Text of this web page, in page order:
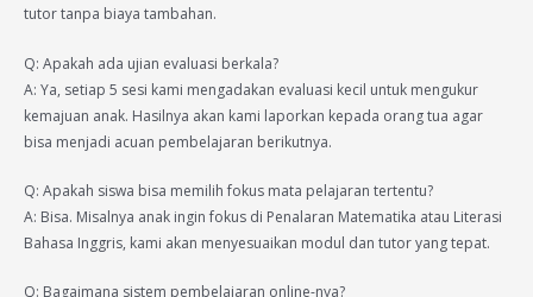
tutor tanpa biaya tambahan.
Q: Apakah ada ujian evaluasi berkala?
A: Ya, setiap 5 sesi kami mengadakan evaluasi kecil untuk mengukur
kemajuan anak. Hasilnya akan kami laporkan kepada orang tua agar
bisa menjadi acuan pembelajaran berikutnya.
Q: Apakah siswa bisa memilih fokus mata pelajaran tertentu?
A: Bisa. Misalnya anak ingin fokus di Penalaran Matematika atau Literasi
Bahasa Inggris, kami akan menyesuaikan modul dan tutor yang tepat.
Q: Bagaimana sistem pembelajaran online-nya?